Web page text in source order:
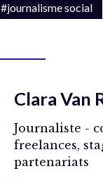
#journalisme social
Clara Van
Journaliste -
freelances,
partenariats